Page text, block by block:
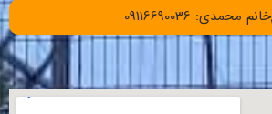
خانم محمدی: 09116690036